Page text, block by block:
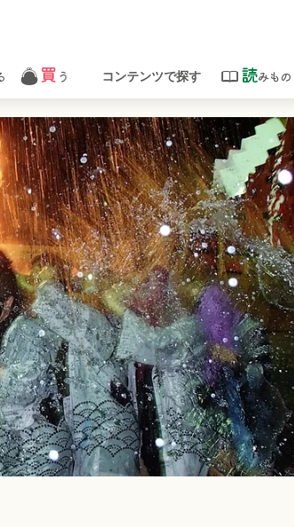
買 う コンテンツで探す 読みもの